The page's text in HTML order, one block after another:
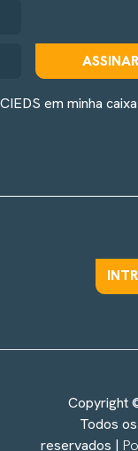
ASSINAR
em minha
Copyright
Todos
reservados |